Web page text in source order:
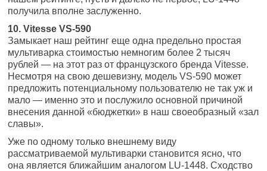
получила вполне заслуженно.
10. Vitesse VS-590
Замыкает наш рейтинг еще одна предельно простая
мультиварка стоимостью немногим более 2 тысяч
рублей — на этот раз от французского бренда Vitesse.
Несмотря на свою дешевизну, модель VS-590 может
предложить потенциальному пользователю не так уж и
мало — именно это и послужило основной причиной
внесения данной «бюджетки» в наш своеобразный «зал
славы».
Уже по одному только внешнему виду
рассматриваемой мультиварки становится ясно, что
она является ближайшим аналогом LU-1448. Сходство